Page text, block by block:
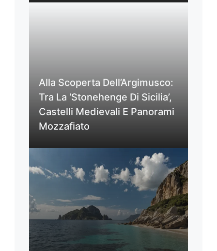
Alla Scoperta Dell’Argimusco:
Tra La ‘Stonehenge Di Sicilia’,
Castelli Medievali E Panorami
Mozzafiato